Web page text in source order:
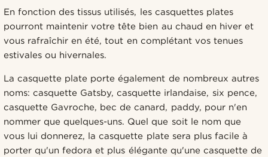
En fonction des tissus utilisés, les casquettes plates
pourront maintenir votre tête bien au chaud en hiver et
vous rafraîchir en été, tout en complétant vos tenues
estivales ou hivernales.
La casquette plate porte également de nombreux autres
noms: casquette Gatsby, casquette irlandaise, six pence,
casquette Gavroche, bec de canard, paddy, pour n'en
nommer que quelques-uns. Quel que soit le nom que
vous lui donnerez, la casquette plate sera plus facile à
porter qu'un fedora et plus élégante qu'une casquette de